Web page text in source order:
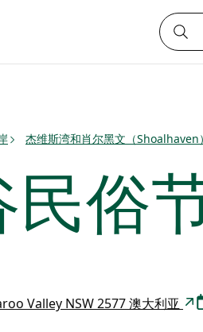
杰维斯湾和肖尔黑文（Shoalhaven）
民俗
Valley NSW 2577 澳大利亚